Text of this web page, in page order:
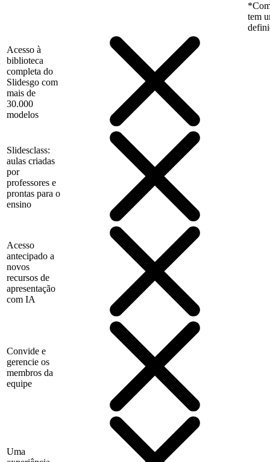
tem
Acesso à
biblioteca
completa do
Slidesgo com
mais de
30.000
modelos
Slidesclass:
aulas criadas
por
professores e
prontas para o
ensino
Acesso
antecipado a
novos
recursos de
apresentação
com IA
Convide e
gerencie os
membros da
equipe
Uma